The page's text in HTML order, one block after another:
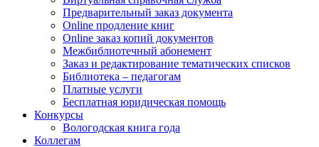
Предварительный заказ документа
Online продление книг
Online заказ копий документов
Межбиблиотечный абонемент
Заказ и редактирование тематических списков
Библиотека – педагогам
Платные услуги
Бесплатная юридическая помощь
Конкурсы
Вологодская книга года
Коллегам